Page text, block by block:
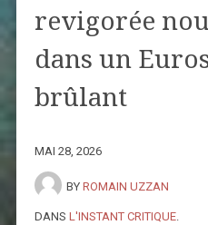
revigorée
dans un
brûlant
MAI 28, 2026
BY ROMAIN UZZAN
DANS L'INSTANT CRITIQUE.